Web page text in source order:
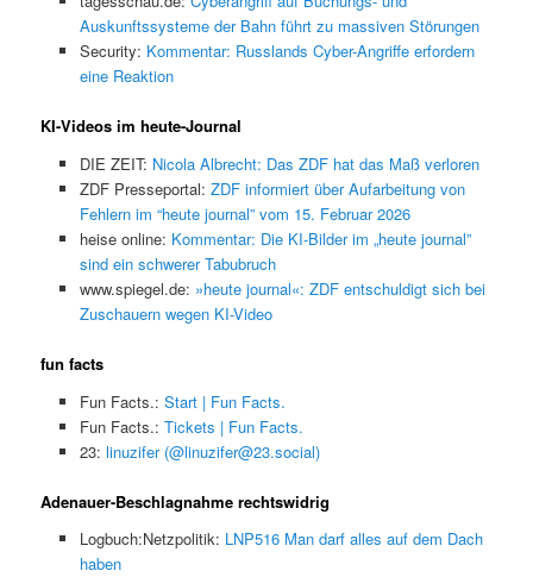
Auskunftssysteme der Bahn führt zu massiven Störungen
Security: Kommentar: Russlands Cyber-Angriffe erfordern
eine Reaktion
KI-Videos im heute-Journal
DIE ZEIT: Nicola Albrecht: Das ZDF hat das Maß verloren
ZDF Presseportal: ZDF informiert über Aufarbeitung von
Fehlern im “heute journal” vom 15. Februar 2026
heise online: Kommentar: Die KI-Bilder im „heute journal”
sind ein schwerer Tabubruch
www.spiegel.de: »heute journal«: ZDF entschuldigt sich bei
Zuschauern wegen KI-Video
fun facts
Fun Facts.: Start | Fun Facts.
Fun Facts.: Tickets | Fun Facts.
23: linuzifer (@linuzifer@23.social)
Adenauer-Beschlagnahme rechtswidrig
Logbuch:Netzpolitik: LNP516 Man darf alles auf dem Dach
haben